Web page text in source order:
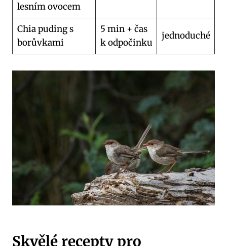
lesním ovocem
Chia puding s
borůvkami
5 min + čas
k odpočinku
jednoduché
Skvělé recepty pro